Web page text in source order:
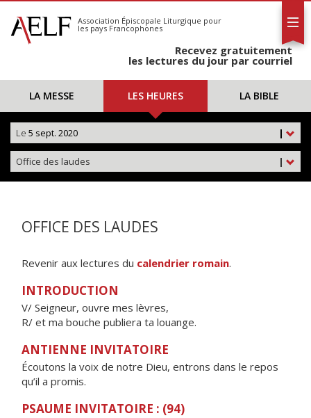
S'abonner
Calendrier
Association Épiscopale Liturgique pour
les pays Francophones
Recevez gratuitement
les lectures du jour par courriel
LA MESSE LES HEURES LA BIBLE
|
Le 5 sept. 2020
|
Office des laudes
OFFICE DES LAUDES
Revenir aux lectures du calendrier romain.
INTRODUCTION
V/ Seigneur, ouvre mes lèvres,
R/ et ma bouche publiera ta louange.
ANTIENNE INVITATOIRE
Écoutons la voix de notre Dieu, entrons dans le repos
qu’il a promis.
PSAUME INVITATOIRE : (94)